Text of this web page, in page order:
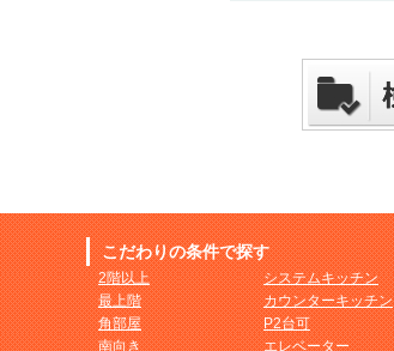
こだわりの条件で探す
2階以上
最上階
角部屋
南向き
システムキッチン
カウンターキッチン
P2台可
エレベーター